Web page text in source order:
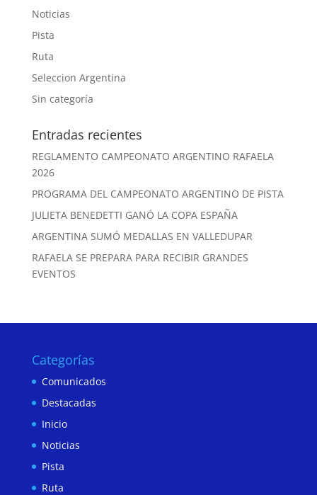
Noticias
Pista
Ruta
Seleccion Argentina
Sin categoría
Entradas recientes
REGLAMENTO CAMPEONATO ARGENTINO RAFAELA
2026
PROGRAMA DEL CAMPEONATO ARGENTINO DE PISTA
JULIETA BENEDETTI GANÓ LA COPA ESPAÑA
ARGENTINA SUMÓ MEDALLAS EN VALLEDUPAR
RAFAELA SE PREPARA PARA RECIBIR GRANDES
EVENTOS
Categorías
Comunicados
Destacadas
Inicio
Noticias
Pista
Ruta